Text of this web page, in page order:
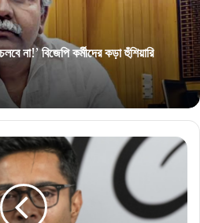
না!’ বিজেপি কর্মীদের কড়া হুঁশিয়ারি